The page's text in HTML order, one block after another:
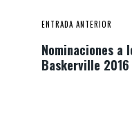
ENTRADA ANTERIOR
Nominaciones a
Baskerville 2016